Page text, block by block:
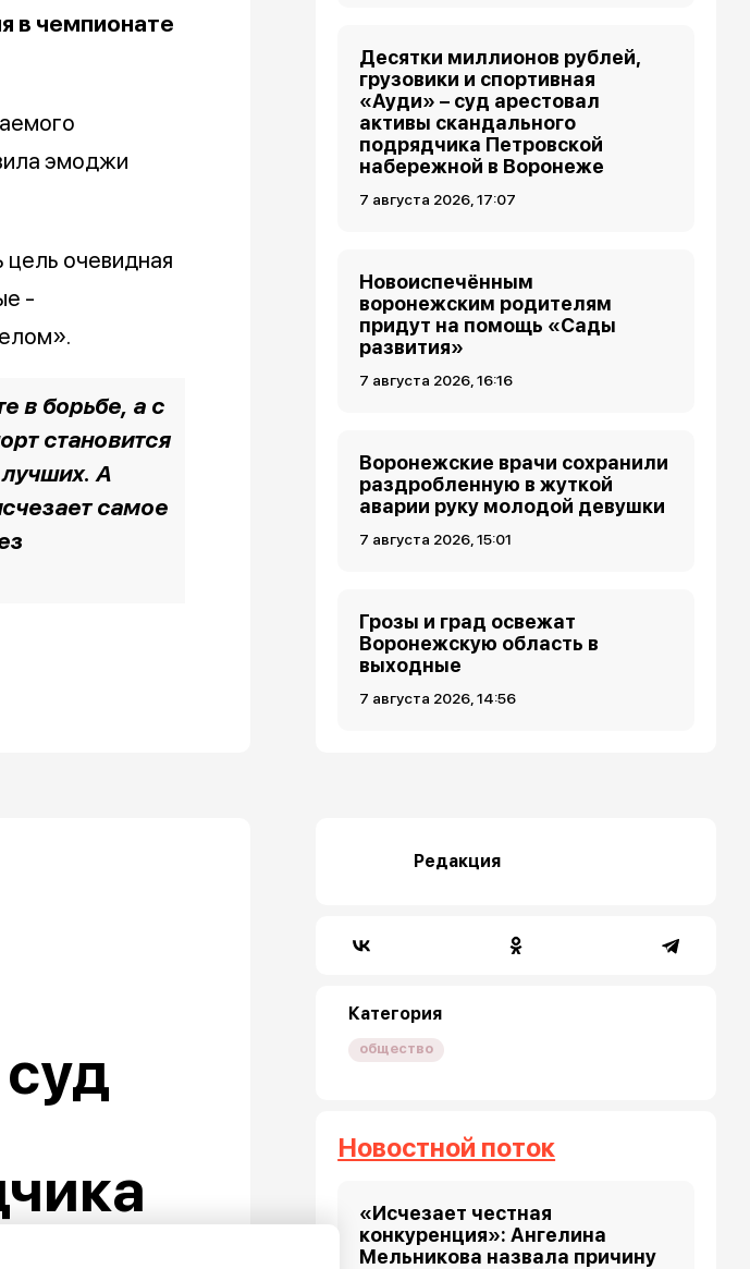
в чемпионате
эмоджи
очевидная
-
в борьбе, а с
становится
А
самое
Десятки миллионов рублей,
грузовики и спортивная
«Ауди» – суд арестовал
активы скандального
подрядчика Петровской
набережной в Воронеже
7 августа 2026, 17:07
Новоиспечённым
воронежским родителям
придут на помощь «Сады
развития»
7 августа 2026, 16:16
Воронежские врачи сохранили
раздробленную в жуткой
аварии руку молодой девушки
7 августа 2026, 15:01
Грозы и град освежат
Воронежскую область в
выходные
7 августа 2026, 14:56
в
Редакция
Категория
общество
Новостной поток
«Исчезает честная
конкуренция»: Ангелина
Мельникова назвала причину